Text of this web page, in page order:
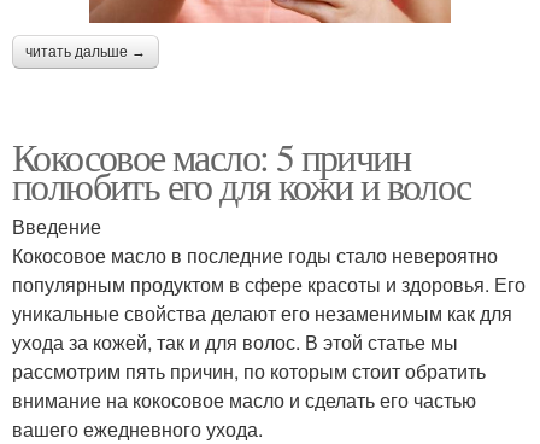
читать дальше →
Кокосовое масло: 5 причин
полюбить его для кожи и волос
Введение
Кокосовое масло в последние годы стало невероятно
популярным продуктом в сфере красоты и здоровья. Его
уникальные свойства делают его незаменимым как для
ухода за кожей, так и для волос. В этой статье мы
рассмотрим пять причин, по которым стоит обратить
внимание на кокосовое масло и сделать его частью
вашего ежедневного ухода.